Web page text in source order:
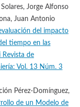
Jorge Alfonso
Juan Antonio
del impacto
tiempo en las
Revista de
Vol. 13 Núm. 3
Pérez-Domínguez,
de un Modelo de